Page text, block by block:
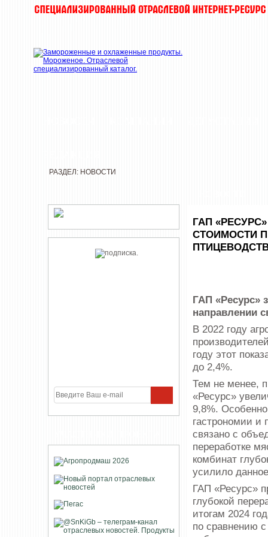
РАЗДЕЛ: НОВОСТИ
ГАП
СТОИМОСТИ
ГАП «Ресурс»
направлении
В 2022 году
году этот
до 2,4%.
Тем не менее,
«Ресурс»
9,8%.
гастрономии и
связано с
переработке
комбинат
усилило
ГАП «Ресурс»
глубокой
итогам 2024
по сравнению